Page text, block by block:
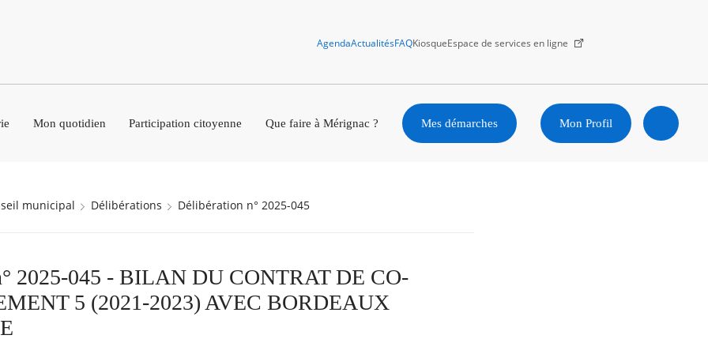
AgendaActualitésFAQKiosqueEspace de services en ligne
Mon quotidien Participation citoyenne Que faire à Mérignac ? Mes démarches Mon Profil
municipal Délibérations Délibération n° 2025-045
2025-045 - BILAN DU CONTRAT DE CO-
5 (2021-2023) AVEC BORDEAUX